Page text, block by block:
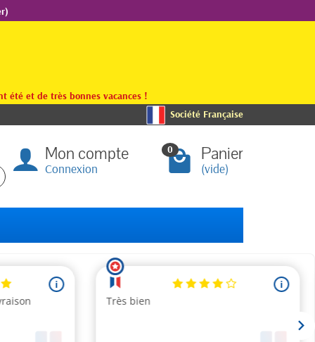
été et de très bonnes vacances !
Société Française
Mon compte
Connexion
0 Panier
(vide)